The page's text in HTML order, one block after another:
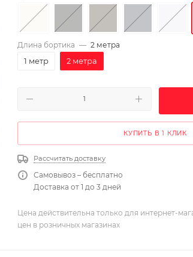
Длина бортика — 2 метра
1 метр 2 метра
КУПИТЬ В 1 КЛИК
Рассчитать доставку
Самовывоз – бесплатно
Доставка от 1 до 3 дней
Цена действительна только для интернет-
цен в розничных магазинах